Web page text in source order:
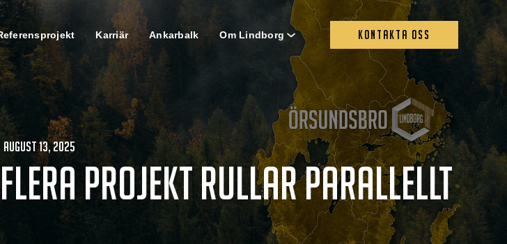
Karriär Ankarbalk Om Lindborg Kontakta oss
August 13, 2025
flera projekt rullar parallellt